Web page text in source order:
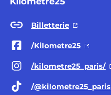
Billetterie
/Kilometre25
/kilometre25_paris/
/@kilometre25 _paris